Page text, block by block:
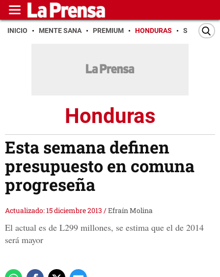
INICIO MENTE SANA PREMIUM HONDURAS SAN PEDRO
Honduras
Esta semana definen
presupuesto en comuna
progreseña
Actualizado: 15 diciembre 2013 /Efraín Molina
El actual es de L299 millones, se estima que el de 2014
será mayor